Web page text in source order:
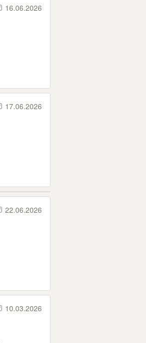
16.06.2026
17.06.2026
22.06.2026
10.03.2026